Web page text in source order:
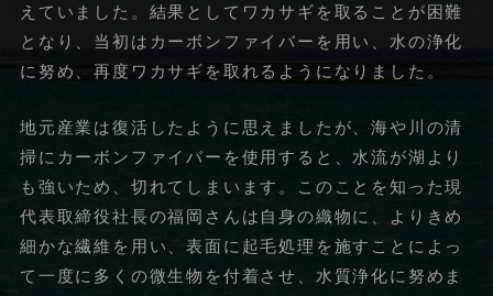
えていました。結果としてワカサギを取ることが困難
となり、当初はカーボンファイバーを用い、水の浄化
に努め、再度ワカサギを取れるようになりました。
地元産業は復活したように思えましたが、海や川の清
掃にカーボンファイバーを使用すると、水流が湖より
も強いため、切れてしまいます。このことを知った現
代表取締役社長の福岡さんは自身の織物に、よりきめ
細かな繊維を用い、表面に起毛処理を施すことによっ
て一度に多くの微生物を付着させ、水質浄化に努めま